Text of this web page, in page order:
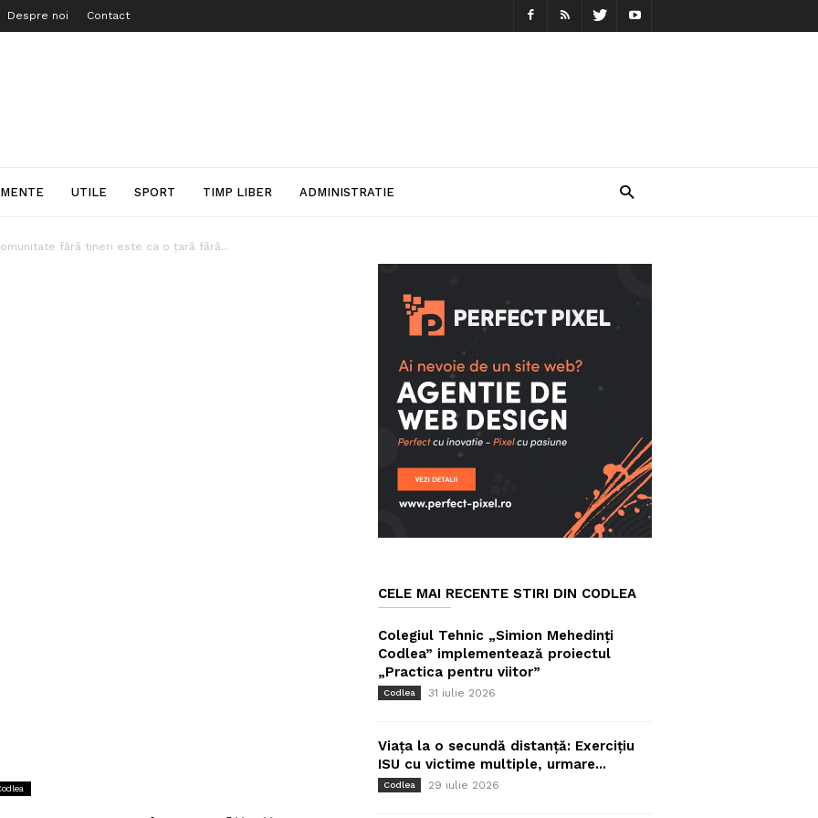
Despre noi Contact
UTILE SPORT TIMP LIBER ADMINISTRATIE
comunitate fără tineri este ca o țară fără...
CELE MAI RECENTE STIRI DIN CODLEA
Colegiul Tehnic „Simion Mehedinți
Codlea” implementează proiectul
„Practica pentru viitor”
Codlea 31 iulie 2026
Viața la o secundă distanță: Exercițiu
ISU cu victime multiple, urmare...
Codlea 29 iulie 2026